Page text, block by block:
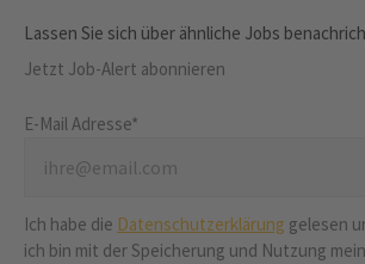
Lassen Sie sich über ähnliche Jobs
Jetzt Job-Alert abonnieren
E-Mail Adresse*
Ich habe die Datenschutzerklärung gelesen
ich bin mit der Speicherung und Nutzung